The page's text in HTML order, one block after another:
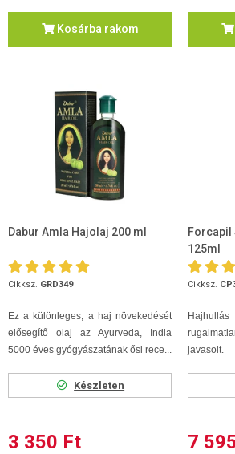
Kosárba rakom
Dabur Amla Hajolaj 200 ml
Cikksz. GRD349
Ez a különleges, a haj növekedését
elősegítő olaj az Ayurveda, India
5000 éves gyógyászatának ősi rece...
Készleten
3 350 Ft
Forcapil
125ml
Cikksz.
javasolt.
7